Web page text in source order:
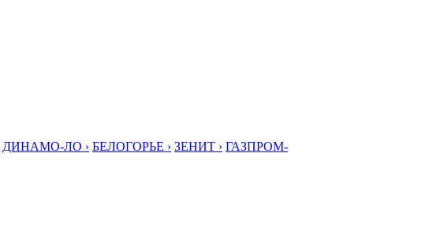
ДИНАМО-ЛО › БЕЛОГОРЬЕ › ЗЕНИТ › ГАЗПРОМ-